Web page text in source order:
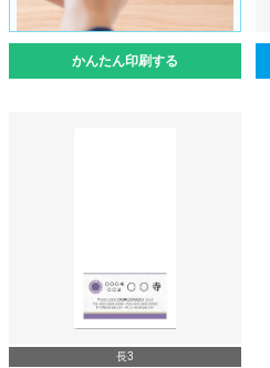
かんたん印刷する
長3